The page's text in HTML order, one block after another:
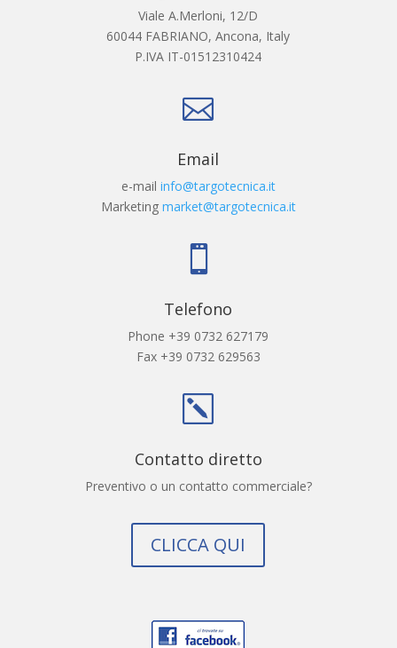
Viale A.Merloni, 12/D
60044 FABRIANO, Ancona, Italy
P.IVA IT-01512310424

Email
e-mail info@targotecnica.it
Marketing market@targotecnica.it

Telefono
Phone +39 0732 627179
Fax +39 0732 629563
k
Contatto diretto
Preventivo o un contatto commerciale?
CLICCA QUI